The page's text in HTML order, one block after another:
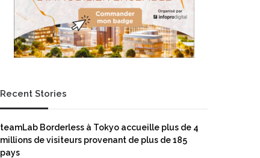
Recent Stories
teamLab Borderless à Tokyo accueille plus de 4
millions de visiteurs provenant de plus de 185
pays